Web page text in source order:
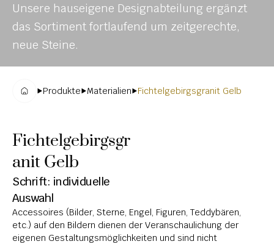
KAT
ALO
G
3D-KONFIGURATOR
DOWNLOADS
DENKMALE
MAGRADO
KOLUMBARIEN
BREITSTEINE
LIEGESTEINE
URNENANLAGEN
LEUCHTGRABMALE
Unsere hauseigene Designabteilung ergänzt
das Sortiment fortlaufend um zeitgerechte,
neue Steine.
Produkte Materialien Fichtelgebirgsgranit Gelb
Fichtelgebirgsgr
anit Gelb
Schrift: individuelle
Auswahl
Accessoires (Bilder, Sterne, Engel, Figuren, Teddybären,
etc.) auf den Bildern dienen der Veranschaulichung der
eigenen Gestaltungsmöglichkeiten und sind nicht